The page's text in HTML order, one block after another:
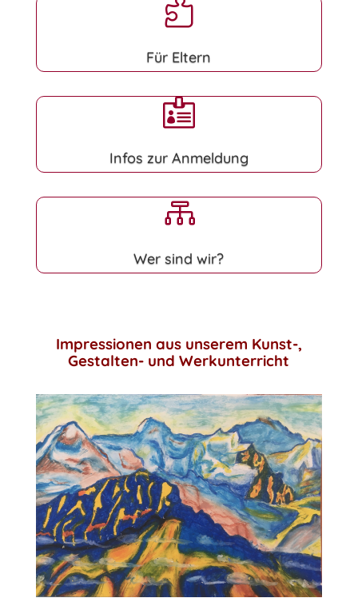

Für Eltern

Infos zur Anmeldung

Wer sind wir?
Impressionen aus unserem Kunst-,
Gestalten- und Werkunterricht